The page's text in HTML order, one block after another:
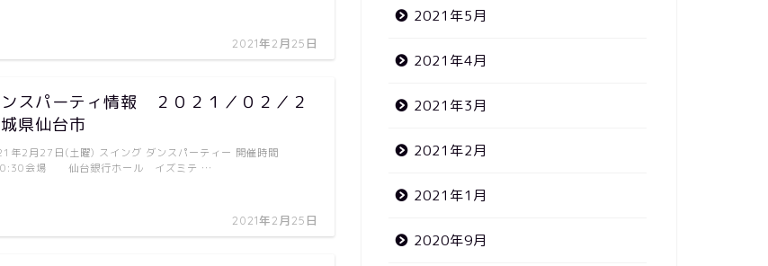
2021年2月25日
スパーティ情報 ２０２１／０２／２
県仙台市
2021年2月25日
年2月27日(土曜) スイング ダンスパーティー 開催時間
会場 仙台銀行ホール イズミテ …
2021年5月
2021年4月
2021年3月
2021年2月
2021年1月
2020年9月